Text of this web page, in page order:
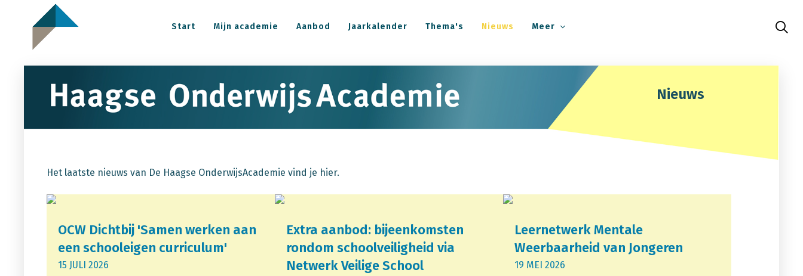
Start Mijn academie Aanbod Jaarkalender Thema's Nieuws Meer
Nieuws
Het laatste nieuws van De Haagse OnderwijsAcademie vind je hier.
OCW Dichtbij 'Samen werken aan
een schooleigen curriculum'
15 JULI 2026
Extra aanbod: bijeenkomsten
rondom schoolveiligheid via
Netwerk Veilige School
Leernetwerk Mentale
Weerbaarheid van Jongeren
19 MEI 2026